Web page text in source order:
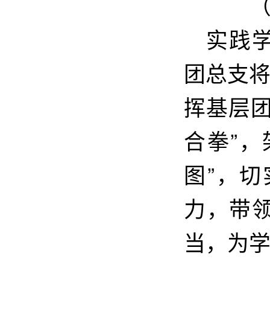
实践
团总支
挥基层
合拳”
图”，
力，带
当，为